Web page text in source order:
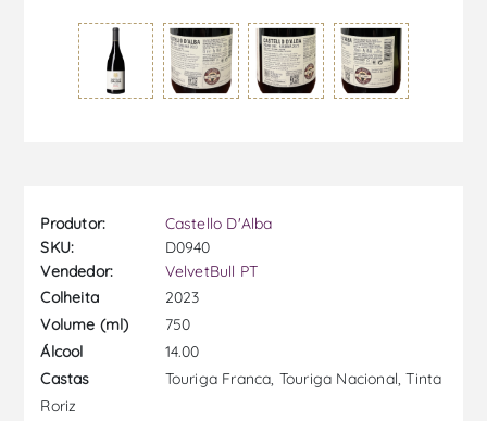
Produtor:
Castello D'Alba
SKU:
D0940
Vendedor:
VelvetBull PT
Colheita
2023
Volume (ml)
750
Álcool
14.00
Castas
Touriga Franca, Touriga Nacional, Tinta
Roriz